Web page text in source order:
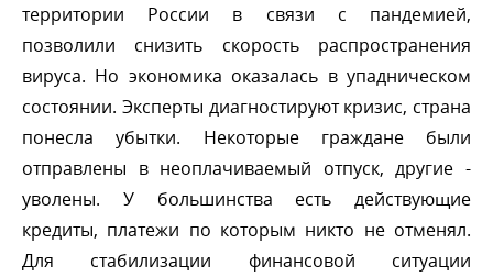
территории России в связи с пандемией,
позволили снизить скорость распространения
ируса. Но экономика оказалась в упадническом
состоянии. Эксперты диагностируют кризис, страна
понесла убытки. Некоторые граждане были
отправлены в неоплачиваемый отпуск, другие -
уволены. У большинства есть действующие
кредиты, платежи по которым никто не отменял.
Для стабилизации финансовой ситуации